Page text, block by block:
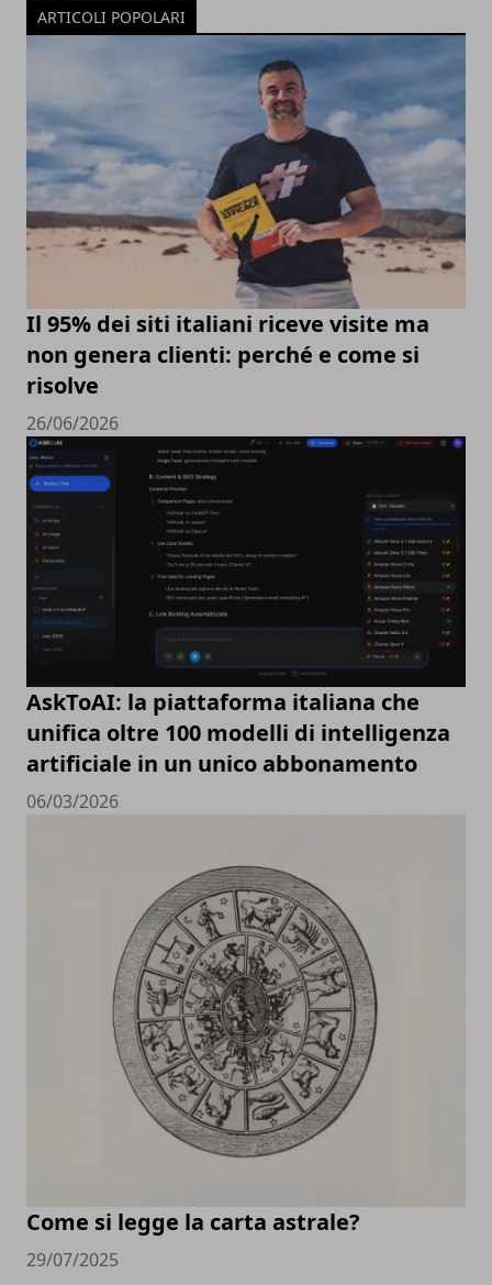
ARTICOLI POPOLARI
Il 95% dei siti italiani riceve visite ma
non genera clienti: perché e come si
risolve
26/06/2026
AskToAI: la piattaforma italiana che
unifica oltre 100 modelli di intelligenza
artificiale in un unico abbonamento
06/03/2026
Come si legge la carta astrale?
29/07/2025